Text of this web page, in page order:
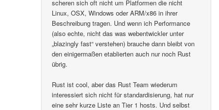
scheren sich oft nicht um Platformen die nicht
Linux, OSX, Windows oder ARM/x86 in ihrer
Beschreibung tragen. Und wenn ich Performance
(also echte, nicht das was webentwickler unter
„blazingly fast“ verstehen) brauche dann bleibt von
den einigermaßen etablierten auch nur noch Rust
übrig.
Rust ist cool, aber das Rust Team wiederum
interessiert sich nicht für standardisierung, hat nur
eine sehr kurze Liste an Tier 1 hosts. Und selbst